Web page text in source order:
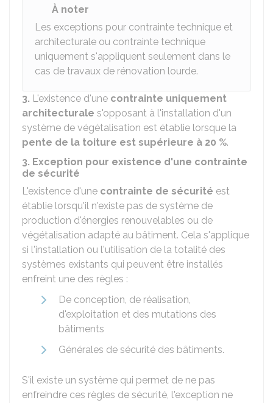
À noter
Les exceptions pour contrainte technique et
architecturale ou contrainte technique
uniquement s'appliquent seulement dans le
cas de travaux de rénovation lourde.
3. L'existence d'une contrainte uniquement
architecturale s'opposant à l'installation d'un
système de végétalisation est établie lorsque la
pente de la toiture est supérieure à 20 %.
3. Exception pour existence d'une contrainte
de sécurité
L'existence d'une contrainte de sécurité est
établie lorsqu'il n'existe pas de système de
production d'énergies renouvelables ou de
végétalisation adapté au bâtiment. Cela s'applique
si l'installation ou l'utilisation de la totalité des
systèmes existants qui peuvent être installés
enfreint une des règles :
De conception, de réalisation,
d'exploitation et des mutations des
bâtiments
Générales de sécurité des bâtiments.
S'il existe un système qui permet de ne pas
enfreindre ces règles de sécurité, l'exception ne